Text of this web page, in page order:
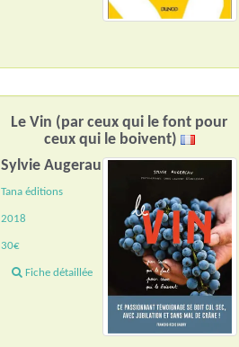
Le Vin (par ceux qui le font pour
ceux qui le boivent)
Sylvie Augerau
Tana éditions
2018
30€
Fiche détaillée